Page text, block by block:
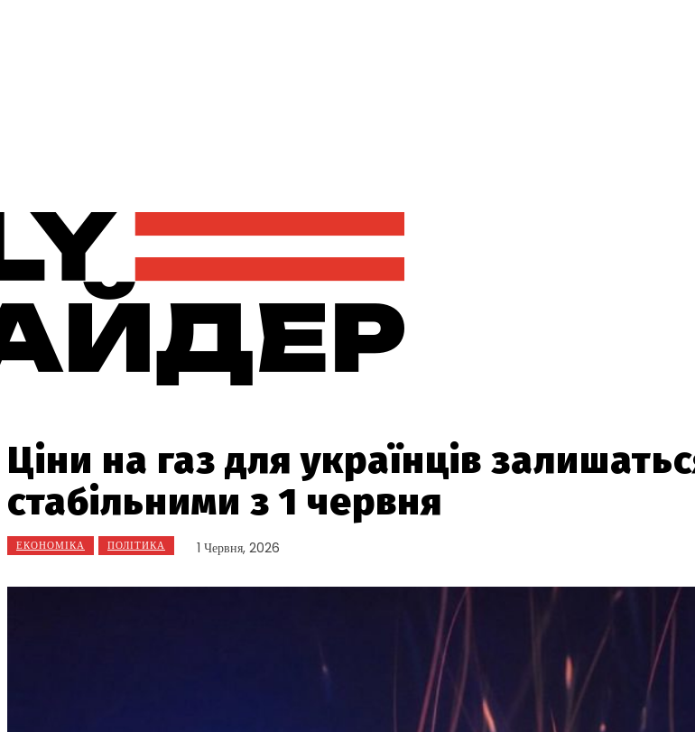
Ціни на газ для українців
стабільними з 1 червня
ЕКОНОМІКА ПОЛІТИКА 1 Червня, 2026